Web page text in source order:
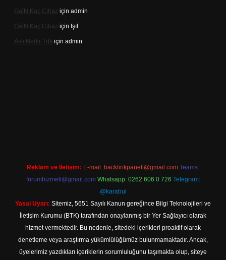
Gai̇N Kaç Cihaz için admin
Gai̇N Kaç Cihaz için Işıl
Aslı Nedir Tdk için admin
Reklam ve İletişim: E-mail: backlinkpaneli@gmail.com Teams:
forumhizmeti@gmail.com Whatsapp: 0262 606 0 726 Telegram:
@karabul
Yasal Uyarı: Sitemiz, 5651 Sayılı Kanun gereğince Bilgi Teknolojileri ve
İletişim Kurumu (BTK) tarafından onaylanmış bir Yer Sağlayıcı olarak
hizmet vermektedir. Bu nedenle, sitedeki içerikleri proaktif olarak
denetleme veya araştırma yükümlülüğümüz bulunmamaktadır. Ancak,
üyelerimiz yazdıkları içeriklerin sorumluluğunu taşımakta olup, siteye